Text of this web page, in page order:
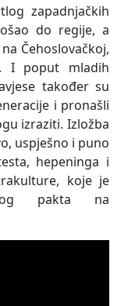
zapadnjačkih
do regije, a
Čehoslovačkoj,
I poput mladih
također su
i pronašli
izraziti. Izložba
uspješno i puno
hepeninga i
koje je
pakta na